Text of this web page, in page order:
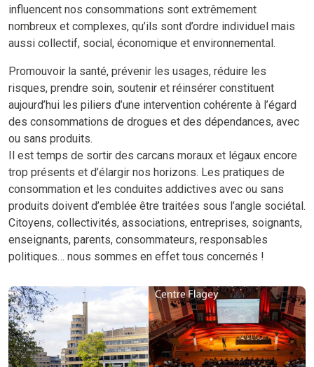
influencent nos consommations sont extrêmement
nombreux et complexes, qu’ils sont d’ordre individuel mais
aussi collectif, social, économique et environnemental.
Promouvoir la santé, prévenir les usages, réduire les
risques, prendre soin, soutenir et réinsérer constituent
aujourd’hui les piliers d’une intervention cohérente à l’égard
des consommations de drogues et des dépendances, avec
ou sans produits.
Il est temps de sortir des carcans moraux et légaux encore
trop présents et d’élargir nos horizons. Les pratiques de
consommation et les conduites addictives avec ou sans
produits doivent d’emblée être traitées sous l’angle sociétal.
Citoyens, collectivités, associations, entreprises, soignants,
enseignants, parents, consommateurs, responsables
politiques… nous sommes en effet tous concernés !